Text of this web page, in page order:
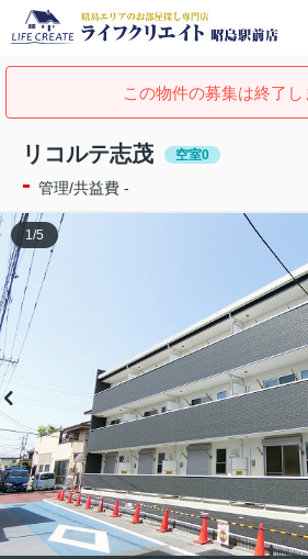
この物件の募集は終了し
リコルテ志茂 空室0
- 管理/共益費 -
1/5